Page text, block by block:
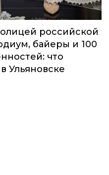
российской
байеры и 100
что
Ульяновске